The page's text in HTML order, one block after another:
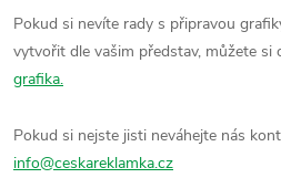
Pokud si nevíte rady s připravou
vytvořit dle vašim představ, můžete si
grafika.
Pokud si nejste jisti neváhejte nás
info@ceskareklamka.cz